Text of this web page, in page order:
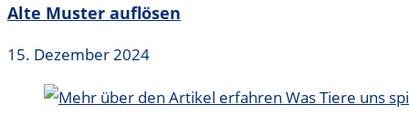
Alte Muster auflösen
15. Dezember 2024